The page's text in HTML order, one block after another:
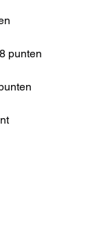
punten